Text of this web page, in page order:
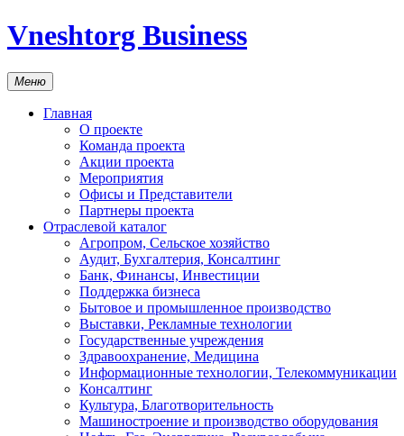
Vneshtorg Business
Меню
Главная
О проекте
Команда проекта
Акции проекта
Мероприятия
Офисы и Представители
Партнеры проекта
Отраслевой каталог
Агропром, Сельское хозяйство
Аудит, Бухгалтерия, Консалтинг
Банк, Финансы, Инвестиции
Поддержка бизнеса
Бытовое и промышленное производство
Выставки, Рекламные технологии
Государственные учреждения
Здравоохранение, Медицина
Информационные технологии, Телекоммуникации
Консалтинг
Культура, Благотворительность
Машиностроение и производство оборудования